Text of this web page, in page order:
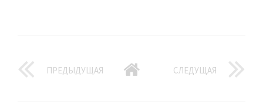
ПРЕДЫДУЩАЯ СЛЕДУЩАЯ